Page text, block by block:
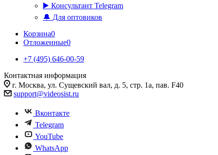
▶️ Консультант Telegram
🔔 Для оптовиков
Корзина0
Отложенные0
+7 (495) 646-00-59
Контактная информация
г. Москва, ул. Сущевский вал, д. 5, стр. 1а, пав. F40
support@videosist.ru
Вконтакте
Telegram
YouTube
WhatsApp